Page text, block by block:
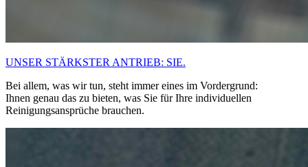
UNSER STÄRKSTER ANTRIEB: SIE.
Bei allem, was wir tun, steht immer eines im Vordergrund:
Ihnen genau das zu bieten, was Sie für Ihre individuellen
Reinigungsansprüche brauchen.